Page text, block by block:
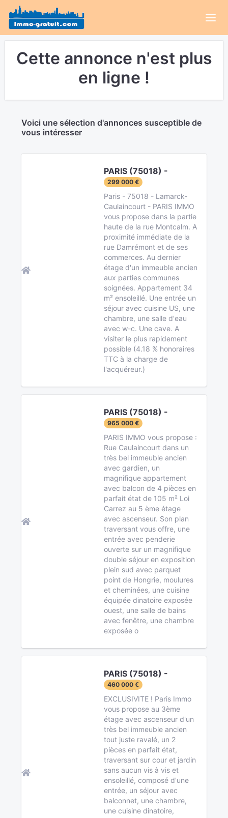
Cette annonce n'est plus
en ligne !
Voici une sélection d'annonces susceptible de
vous intéresser
PARIS (75018) -
299 000 €
Paris - 75018 - Lamarck-
Caulaincourt - PARIS IMMO
vous propose dans la partie
haute de la rue Montcalm. A
proximité immédiate de la
rue Damrémont et de ses
commerces. Au dernier
étage d'un immeuble ancien
aux parties communes
soignées. Appartement 34
m² ensoleillé. Une entrée un
séjour avec cuisine US, une
chambre, une salle d'eau
avec w-c. Une cave. A
visiter le plus rapidement
possible (4.18 % honoraires
TTC à la charge de
l'acquéreur.)
PARIS (75018) -
965 000 €
PARIS IMMO vous propose :
Rue Caulaincourt dans un
très bel immeuble ancien
avec gardien, un
magnifique appartement
avec balcon de 4 pièces en
parfait état de 105 m² Loi
Carrez au 5 ème étage
avec ascenseur. Son plan
traversant vous offre, une
entrée avec penderie
ouverte sur un magnifique
double séjour en exposition
plein sud avec parquet
point de Hongrie, moulures
et cheminées, une cuisine
équipée dinatoire exposée
ouest, une salle de bains
avec fenêtre, une chambre
exposée o
PARIS (75018) -
460 000 €
EXCLUSIVITE ! Paris Immo
vous propose au 3ème
étage avec ascenseur d'un
très bel immeuble ancien
tout juste ravalé, un 2
pièces en parfait état,
traversant sur cour et jardin
sans aucun vis à vis et
ensoleillé, composé d'une
entrée, un séjour avec
balconnet, une chambre,
une cuisine dinatoire,